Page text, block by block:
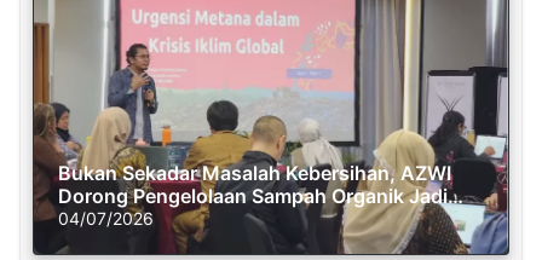
Bukan Sekadar Masalah Kebersihan, AZWI
Dorong Pengelolaan Sampah Organik Jadi
Solusi Krisis Iklim
04/07/2026